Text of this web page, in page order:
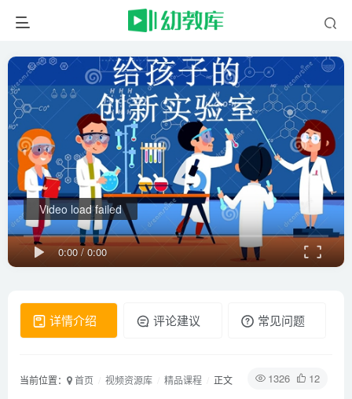
0:00/0:00
Video load failed
详情介绍 评论建议 常见问题
1326 12
当前位置： 首页 视频资源库 精品课程 正文